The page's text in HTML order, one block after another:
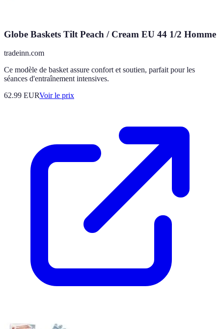
Globe Baskets Tilt Peach / Cream EU 44 1/2 Homme
tradeinn.com
Ce modèle de basket assure confort et soutien, parfait pour les
séances d'entraînement intensives.
62.99 EURVoir le prix